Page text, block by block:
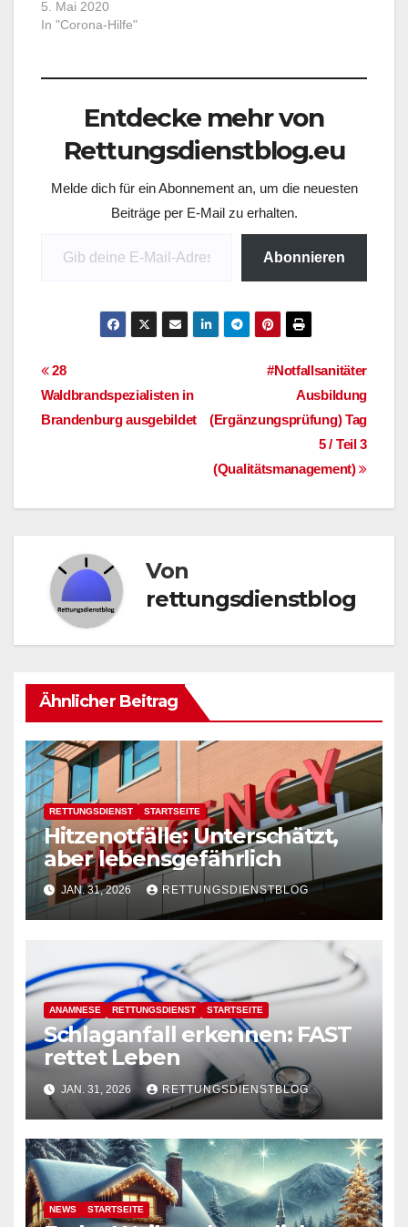
innerhalb von 2
Wochen in Betrieb -
Krankenhäuser und
in Germany – Lager-
5. Mai 2020
In "Corona-Hilfe"
Entdecke mehr von
Rettungsdienstblog.eu
Melde dich für ein Abonnement an, um die neuesten
Beiträge per E-Mail zu erhalten.
Abonnieren
Beitragsnavigation#Notfallsanitäter
Ausbildung
(Ergänzungsprüfung) Tag
5 / Teil 3
(Qualitätsmanagement)
28
Waldbrandspezialisten in
Brandenburg ausgebildet
Von
rettungsdienstblog
Ähnlicher Beitrag
RETTUNGSDIENST STARTSEITE
Hitzenotfälle: Unterschätzt,
aber lebensgefährlich
JAN. 31, 2026 RETTUNGSDIENSTBLOG
ANAMNESE RETTUNGSDIENST STARTSEITE
Schlaganfall erkennen: FAST
rettet Leben
JAN. 31, 2026 RETTUNGSDIENSTBLOG
NEWS STARTSEITE